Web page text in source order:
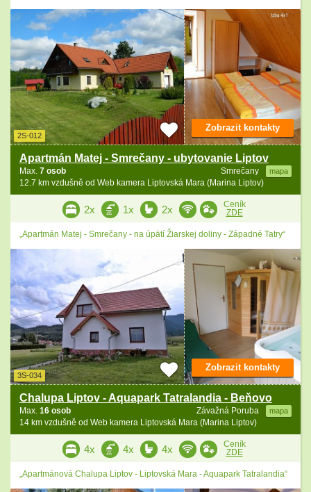
2S-012
Apartmán Matej - Smrečany - ubytovanie Liptov
Smrečany mapa
Max. 7 osob
12.7 km vzdušně od Web kamera Liptovská Mara (Marina Liptov)
Zobrazit kontakty
2x 1x 2x
Ceník
ZDE
„Apartmán Matej - Smrečany - na úpätí Žiarskej doliny - Západné Tatry“
3S-034
Chalupa Liptov - Aquapark Tatralandia - Beňovo
Závažná Poruba mapa
Max. 16 osob
14 km vzdušně od Web kamera Liptovská Mara (Marina Liptov)
Zobrazit kontakty
4x 4x 4x
Ceník
ZDE
„Apartmánová Chalupa Liptov - Liptovská Mara - Aquapark Tatralandia“